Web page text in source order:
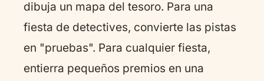
dibuja un mapa del tesoro. Para una
fiesta de detectives, convierte las pistas
en "pruebas". Para cualquier fiesta,
entierra pequeños premios en una